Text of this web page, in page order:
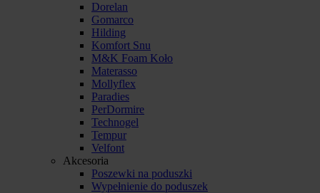
Dorelan
Gomarco
Hilding
Komfort Snu
M&K Foam Koło
Materasso
Mollyflex
Paradies
PerDormire
Technogel
Tempur
Velfont
Akcesoria
Poszewki na poduszki
Wypełnienie do poduszek